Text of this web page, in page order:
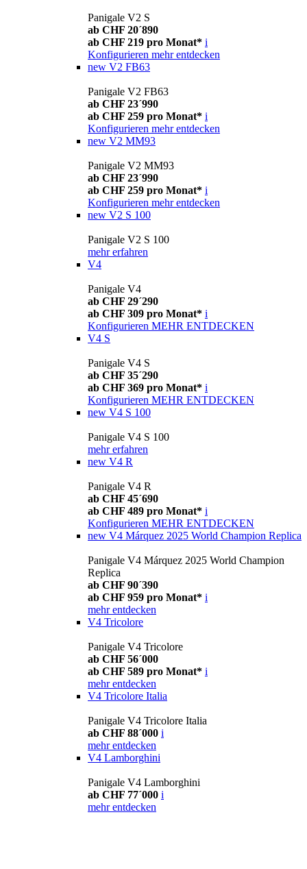
Panigale V2 S
ab CHF 20´890
ab CHF 219 pro Monat* i
Konfigurieren mehr entdecken
new V2 FB63
Panigale V2 FB63
ab CHF 23´990
ab CHF 259 pro Monat* i
Konfigurieren mehr entdecken
new V2 MM93
Panigale V2 MM93
ab CHF 23´990
ab CHF 259 pro Monat* i
Konfigurieren mehr entdecken
new V2 S 100
Panigale V2 S 100
mehr erfahren
V4
Panigale V4
ab CHF 29´290
ab CHF 309 pro Monat* i
Konfigurieren MEHR ENTDECKEN
V4 S
Panigale V4 S
ab CHF 35´290
ab CHF 369 pro Monat* i
Konfigurieren MEHR ENTDECKEN
new V4 S 100
Panigale V4 S 100
mehr erfahren
new V4 R
Panigale V4 R
ab CHF 45´690
ab CHF 489 pro Monat* i
Konfigurieren MEHR ENTDECKEN
new V4 Márquez 2025 World Champion Replica
Panigale V4 Márquez 2025 World Champion
Replica
ab CHF 90´390
ab CHF 959 pro Monat* i
mehr entdecken
V4 Tricolore
Panigale V4 Tricolore
ab CHF 56´000
ab CHF 589 pro Monat* i
mehr entdecken
V4 Tricolore Italia
Panigale V4 Tricolore Italia
ab CHF 88´000 i
mehr entdecken
V4 Lamborghini
Panigale V4 Lamborghini
ab CHF 77´000 i
mehr entdecken